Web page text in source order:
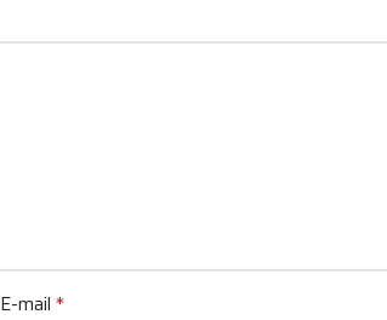
E-mail *